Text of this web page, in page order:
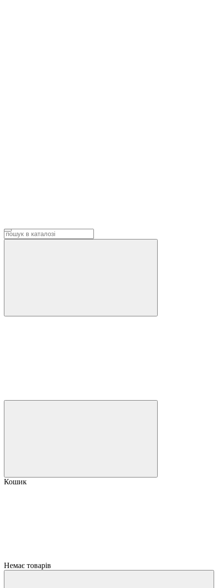
Кошик
Немає товарів